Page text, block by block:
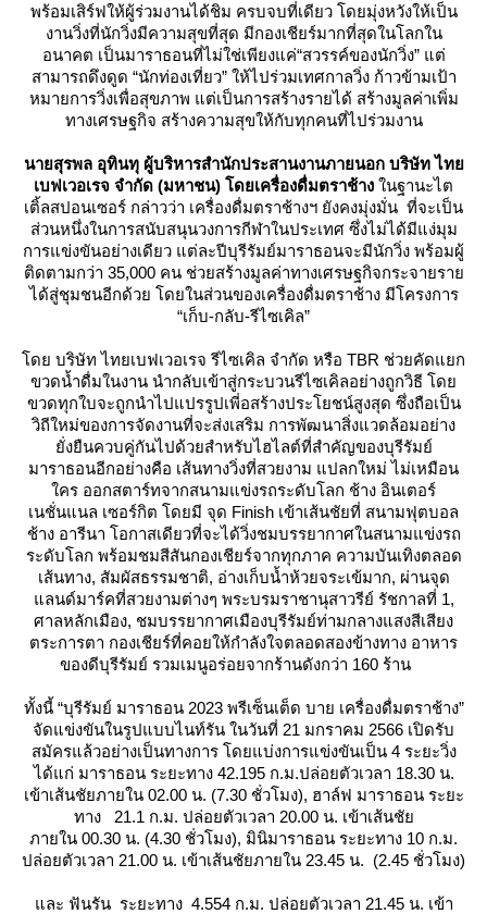
พร้อมเสิร์ฟให้ผู้ร่วมงานได้ชิม ครบจบที่เดียว โดยมุ่งหวังให้เป็น
งานวิ่งที่นักวิ่งมีความสุขที่สุด มีกองเชียร์มากที่สุดในโลกใน
อนาคต เป็นมาราธอนที่ไม่ใช่เพียงแค่“สวรรค์ของนักวิ่ง” แต่
สามารถดึงดูด “นักท่องเที่ยว” ให้ไปร่วมเทศกาลวิ่ง ก้าวข้ามเป้า
หมายการวิ่งเพื่อสุขภาพ แต่เป็นการสร้างรายได้ สร้างมูลค่าเพิ่ม
ทางเศรษฐกิจ สร้างความสุขให้กับทุกคนที่ไปร่วมงาน
นายสุรพล อุทินทุ ผู้บริหารสำนักประสานงานภายนอก บริษัท ไท
เบฟเวอเรจ จำกัด (มหาชน) โดยเครื่องดื่มตราช้าง นฐานะไต
เติ้ลสปอนเซอร์ กล่าวว่า เครื่องดื่มตราช้างฯ ยังคงมุ่งมั่น ที่จะเป็น
ส่วนหนึ่งในการสนับสนุนวงการกีฬาในประเทศ ซึ่งไม่ได้มีแง่มุม
การแข่งขันอย่างเดียว แต่ละปีบุรีรัมย์มาราธอนจะมีนักวิ่ง พร้อมผู้
ติดตามกว่า 35,000 คน ช่วยสร้างมูลค่าทางเศรษฐกิจกระจายรา
ได้สู่ชุมชนอีกด้วย โดยในส่วนของเครื่องดื่มตราช้าง มีโครงการ
“เก็บ-กลับ-รีไซเคิล”
ดย บริษัท ไทยเบฟเวอเรจ รีไซเคิล จำกัด หรือ TBR ช่วยคัดแยก
ขวดน้ำดื่มในงาน นำกลับเข้าสู่กระบวนรีไซเคิลอย่างถูกวิธี โด
ขวดทุกใบจะถูกนำไปแปรรูปเพี่อสร้างประโยชน์สูงสุด ซึ่งถือเป็น
วิถีใหม่ของการจัดงานที่จะส่งเสริม การพัฒนาสิ่งแวดล้อมอย่าง
ั่งยืนควบคู่กันไปด้วยสำหรับไฮไลต์ที่สำคัญของบุรีรัมย์
มาราธอนอีกอย่างคือ เส้นทางวิ่งที่สวยงาม แปลกใหม่ ไม่เหมือน
คร ออกสตาร์ทจากสนามแข่งรถระดับโลก ช้าง อินเตอร์
เนชั่นแนล เซอร์กิต โดยมี จุด Finish เข้าเส้นชัยที่ สนามฟุตบอล
ช้าง อารีนา โอกาสเดียวที่จะได้วิ่งชมบรรยากาศในสนามแข่งรถ
ระดับโลก พร้อมชมสีสันกองเชียร์จากทุกภาค ความบันเทิงตลอด
เส้นทาง, สัมผัสธรรมชาติ, อ่างเก็บน้ำห้วยจระเข้มาก, ผ่านจุด
ลนด์มาร์คที่สวยงามต่างๆ พระบรมราชานุสาวรีย์ รัชกาลที่ 1,
ศาลหลักเมือง, ชมบรรยากาศเมืองบุรีรัมย์ท่ามกลางแสงสีเสียง
ตระการตา กองเชียร์ที่คอยให้กำลังใจตลอดสองข้างทาง อาหาร
ของดีบุรีรัมย์ รวมเมนูอร่อยจากร้านดังกว่า 160 ร้าน
ทั้งนี้ “บุรีรัมย์ มาราธอน 2023 พรีเซ็นเต็ด บาย เครื่องดื่มตราช้าง”
จัดแข่งขันในรูปแบบไนท์รัน ในวันที่ 21 มกราคม 2566 เปิดรับ
สมัครแล้วอย่างเป็นทางการ โดยแบ่งการแข่งขันเป็น 4 ระยะวิ่ง
ได้แก่ มาราธอน ระยะทาง 42.195 ก.ม.ปล่อยตัวเวลา 18.30 น.
เข้าเส้นชัยภายใน 02.00 น. (7.30 ชั่วโมง), ฮาล์ฟ มาราธอน ระยะ
ทาง 21.1 ก.ม. ปล่อยตัวเวลา 20.00 น. เข้าเส้นชั
ภายใน 00.30 น. (4.30 ชั่วโมง), มินิมาราธอน ระยะทาง 10 ก.ม.
ปล่อยตัวเวลา 21.00 น. เข้าเส้นชัยภายใน 23.45 น. (2.45 ชั่วโมง)
ละ ฟันรัน ระยะทาง 4.554 ก.ม. ปล่อยตัวเวลา 21.45 น. เข้า